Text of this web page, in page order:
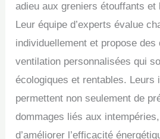
adieu aux greniers étouffants et
Leur équipe d’experts évalue
individuellement et propose des
ventilation personnalisées qui
écologiques et rentables. Leurs
permettent non seulement de
dommages liés aux
d’améliorer l’efficacité